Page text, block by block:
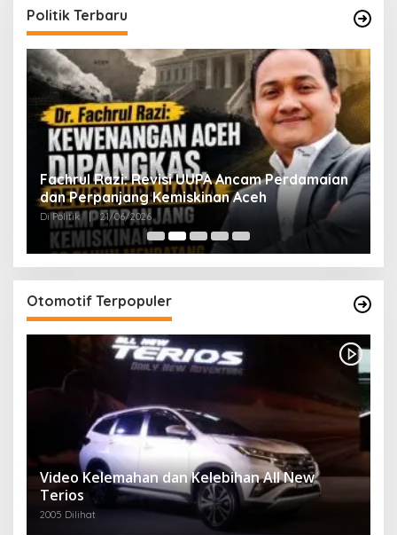
Politik Terbaru
Fachrul Razi: Revisi UUPA Ancam Perdamaian
dan Perpanjang Kemiskinan Aceh
Di Politik | 21/06/2026
Otomotif Terpopuler
Video Kelemahan dan Kelebihan All New
Terios
2005 Dilihat